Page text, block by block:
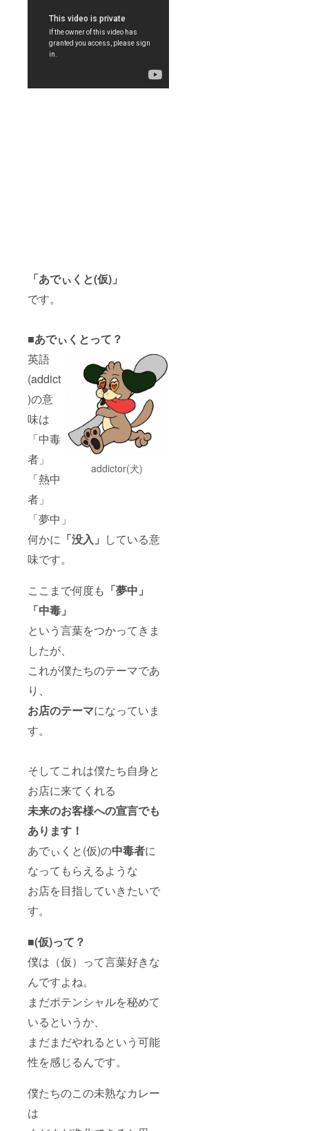
「あでぃくと(仮)」
です。
■あでぃくとって？
addictor(犬)
英語
(addict
)の意
味は
「中毒
者」
「熱中
者」
「夢中」
何かに 「没入」 している意
味です。
ここまで何度も 「夢中」
「中毒」
という言葉をつかってきま
したが、
これが僕たちのテーマであ
り、
お店のテーマになっていま
す。
そしてこれは僕たち自身と
お店に来てくれる
未来のお客様への宣言でも
あります！
あでぃくと(仮)の中毒者に
なってもらえるような
お店を目指していきたいで
す。
■(仮)って？
僕は（仮）って言葉好きな
んですよね。
まだポテンシャルを秘めて
いるというか、
まだまだやれるという可能
性を感じるんです。
僕たちのこの未熟なカレー
は